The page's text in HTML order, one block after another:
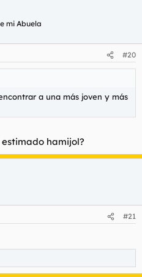
mi Abuela
#20
a una más joven y más
estimado hamijol?
#21